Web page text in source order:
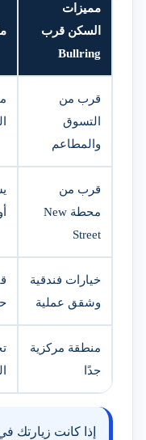
مميزات
السكن قرب
Bullring
قرب من
التسوق
والمطاعم
قرب من
محطة New
Street
خيارات فندقية
وشقق عملية
منطقة مركزية
جدًا
إذا كانت